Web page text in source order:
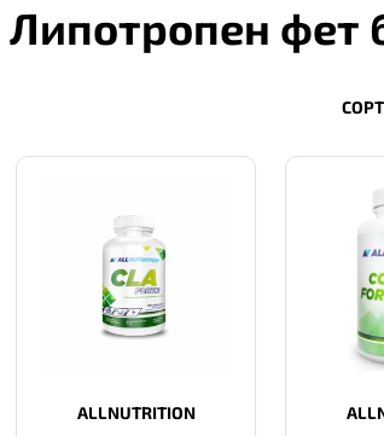
Липотропен фет
ALLNUTRITION